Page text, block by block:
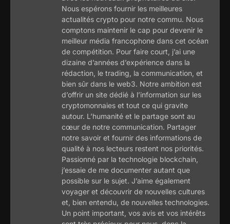
Nous espérons fournir les meilleures
actualités crypto pour notre commu. Nous
comptons maintenir le cap pour devenir le
meilleur média francophone dans cet océan
de compétition. Pour faire court, j’ai une
dizaine d’années d’expérience dans la
rédaction, le trading, la communication, et
bien sûr dans le web3. Notre ambition est
d’offrir un site dédié à l’information sur les
cryptomonnaies et tout ce qui gravite
autour. L’humanité et le partage sont au
cœur de notre communication. Partager
notre savoir et fournir des informations de
qualité à nos lecteurs restent nos priorités.
Passionné par la technologie blockchain,
j’essaie de me documenter autant que
possible sur le sujet. J’aime également
voyager et découvrir de nouvelles cultures
et, bien entendu, de nouvelles technologies.
Un point important, vos avis et vos intérêts